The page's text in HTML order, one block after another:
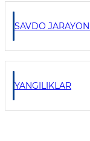
SAVDO
YANGILIKLAR